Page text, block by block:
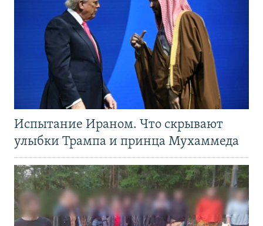
Испытание Ираном. Что скрывают
улыбки Трампа и принца Мухаммеда